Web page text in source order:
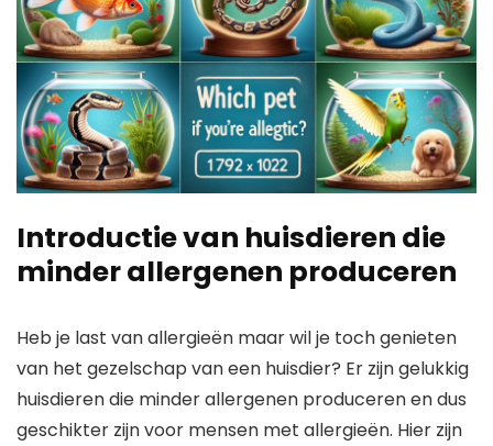
Introductie van huisdieren die
minder allergenen produceren
Heb je last van allergieën maar wil je toch genieten
van het gezelschap van een huisdier? Er zijn gelukkig
huisdieren die minder allergenen produceren en dus
geschikter zijn voor mensen met allergieën. Hier zijn